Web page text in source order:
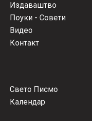
Издаваштво
Поуки - Совети
Видео
Контакт
Свето Писмо
Календар